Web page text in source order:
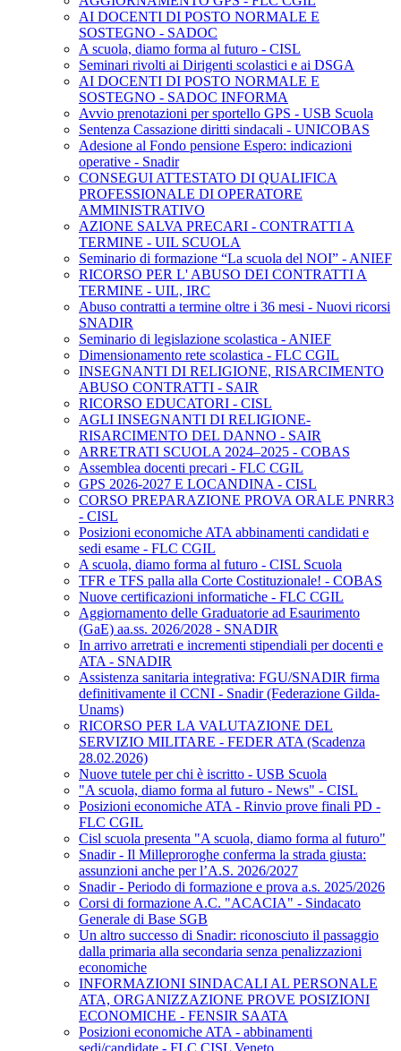
AI DOCENTI DI POSTO NORMALE E
SOSTEGNO - SADOC
A scuola, diamo forma al futuro - CISL
Seminari rivolti ai Dirigenti scolastici e ai DSGA
AI DOCENTI DI POSTO NORMALE E
SOSTEGNO - SADOC INFORMA
Avvio prenotazioni per sportello GPS - USB Scuola
Sentenza Cassazione diritti sindacali - UNICOBAS
Adesione al Fondo pensione Espero: indicazioni
operative - Snadir
CONSEGUI ATTESTATO DI QUALIFICA
PROFESSIONALE DI OPERATORE
AMMINISTRATIVO
AZIONE SALVA PRECARI - CONTRATTI A
TERMINE - UIL SCUOLA
Seminario di formazione “La scuola del NOI” - ANIEF
RICORSO PER L' ABUSO DEI CONTRATTI A
TERMINE - UIL, IRC
Abuso contratti a termine oltre i 36 mesi - Nuovi ricorsi
SNADIR
Seminario di legislazione scolastica - ANIEF
Dimensionamento rete scolastica - FLC CGIL
INSEGNANTI DI RELIGIONE, RISARCIMENTO
ABUSO CONTRATTI - SAIR
RICORSO EDUCATORI - CISL
AGLI INSEGNANTI DI RELIGIONE-
RISARCIMENTO DEL DANNO - SAIR
ARRETRATI SCUOLA 2024–2025 - COBAS
Assemblea docenti precari - FLC CGIL
GPS 2026-2027 E LOCANDINA - CISL
CORSO PREPARAZIONE PROVA ORALE PNRR3
- CISL
Posizioni economiche ATA abbinamenti candidati e
sedi esame - FLC CGIL
A scuola, diamo forma al futuro - CISL Scuola
TFR e TFS palla alla Corte Costituzionale! - COBAS
Nuove certificazioni informatiche - FLC CGIL
Aggiornamento delle Graduatorie ad Esaurimento
(GaE) aa.ss. 2026/2028 - SNADIR
In arrivo arretrati e incrementi stipendiali per docenti e
ATA - SNADIR
Assistenza sanitaria integrativa: FGU/SNADIR firma
definitivamente il CCNI - Snadir (Federazione Gilda-
Unams)
RICORSO PER LA VALUTAZIONE DEL
SERVIZIO MILITARE - FEDER ATA (Scadenza
28.02.2026)
Nuove tutele per chi è iscritto - USB Scuola
"A scuola, diamo forma al futuro - News" - CISL
Posizioni economiche ATA - Rinvio prove finali PD -
FLC CGIL
Cisl scuola presenta "A scuola, diamo forma al futuro"
Snadir - Il Milleproroghe conferma la strada giusta:
assunzioni anche per l’A.S. 2026/2027
Snadir - Periodo di formazione e prova a.s. 2025/2026
Corsi di formazione A.C. "ACACIA" - Sindacato
Generale di Base SGB
Un altro successo di Snadir: riconosciuto il passaggio
dalla primaria alla secondaria senza penalizzazioni
economiche
INFORMAZIONI SINDACALI AL PERSONALE
ATA, ORGANIZZAZIONE PROVE POSIZIONI
ECONOMICHE - FENSIR SAATA
Posizioni economiche ATA - abbinamenti